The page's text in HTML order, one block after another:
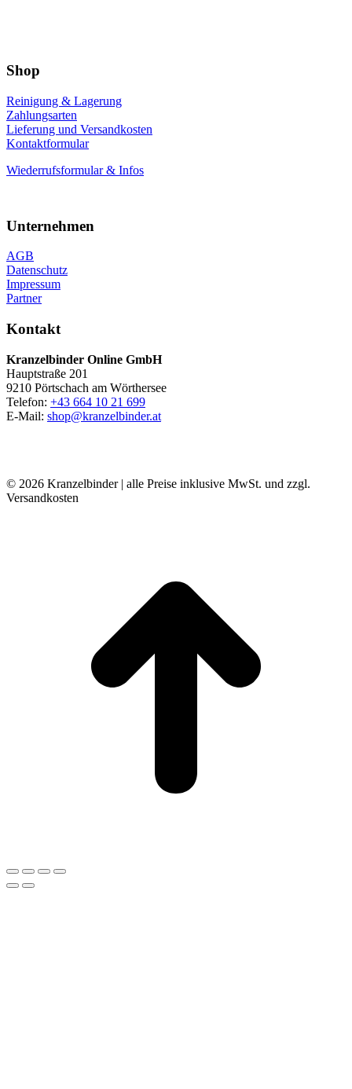
Shop
Reinigung & Lagerung
Zahlungsarten
Lieferung und Versandkosten
Kontaktformular
Wiederrufsformular & Infos
Unternehmen
AGB
Datenschutz
Impressum
Partner
Kontakt
Kranzelbinder Online GmbH
Hauptstraße 201
9210 Pörtschach am Wörthersee
Telefon: +43 664 10 21 699
E-Mail: shop@kranzelbinder.at
© 2026 Kranzelbinder | alle Preise inklusive MwSt. und zzgl.
Versandkosten